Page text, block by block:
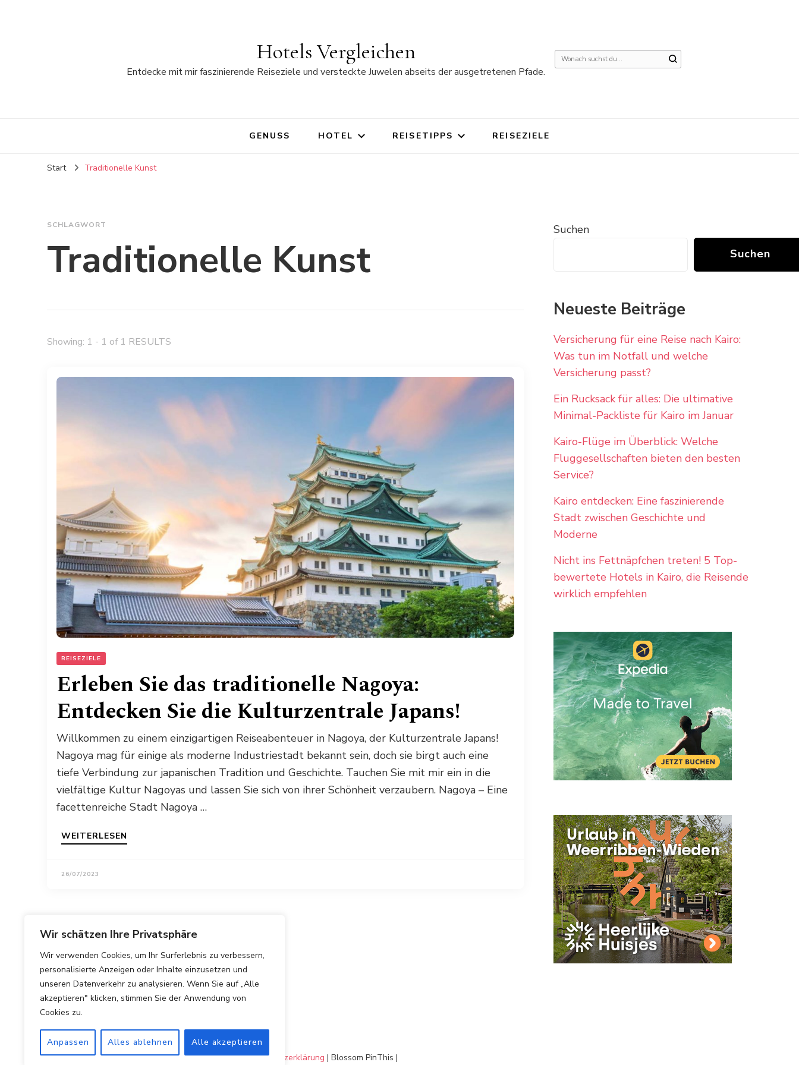
Wir schätzen Ihre Privatsphäre
Wir verwenden Cookies, um Ihr Surferlebnis zu verbessern,
personalisierte Anzeigen oder Inhalte einzusetzen und
unseren Datenverkehr zu analysieren. Wenn Sie auf „Alle
akzeptieren" klicken, stimmen Sie der Anwendung von
Cookies zu.
Anpassen Alles ablehnen Alle akzeptieren
Hotels Vergleichen
Entdecke mit mir faszinierende Reiseziele und versteckte Juwelen abseits der ausgetretenen Pfade.
Suchst
GENUSS HOTEL REISETIPPS REISEZIELE
Start Traditionelle Kunst
SCHLAGWORT
Traditionelle Kunst
Showing: 1 - 1 of 1 RESULTS
REISEZIELE
Erleben Sie das traditionelle Nagoya:
Entdecken Sie die Kulturzentrale Japans!
Willkommen zu einem einzigartigen Reiseabenteuer in Nagoya, der Kulturzentrale Japans!
Nagoya mag für einige als moderne Industriestadt bekannt sein, doch sie birgt auch eine
tiefe Verbindung zur japanischen Tradition und Geschichte. Tauchen Sie mit mir ein in die
vielfältige Kultur Nagoyas und lassen Sie sich von ihrer Schönheit verzaubern. Nagoya – Eine
facettenreiche Stadt Nagoya …
WEITERLESEN
26/07/2023
Suchen
Suchen
Neueste Beiträge
Versicherung für eine Reise nach Kairo:
Was tun im Notfall und welche
Versicherung passt?
Ein Rucksack für alles: Die ultimative
Minimal-Packliste für Kairo im Januar
Kairo-Flüge im Überblick: Welche
Fluggesellschaften bieten den besten
Service?
Kairo entdecken: Eine faszinierende
Stadt zwischen Geschichte und
Moderne
Nicht ins Fettnäpfchen treten! 5 Top-
bewertete Hotels in Kairo, die Reisende
wirklich empfehlen
Copyright © 2025 Hotels Vergleichen.Impressum|Datenschutzerklärung | Blossom PinThis |